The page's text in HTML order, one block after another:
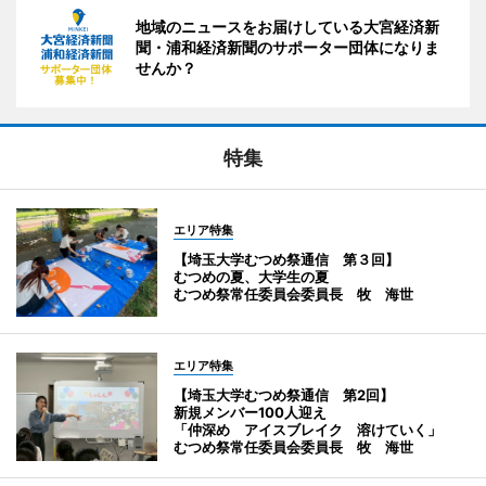
地域のニュースをお届けしている大宮経済新
聞・浦和経済新聞のサポーター団体になりま
せんか？
特集
エリア特集
【埼玉大学むつめ祭通信 第３回】
むつめの夏、大学生の夏
むつめ祭常任委員会委員長 牧 海世
エリア特集
【埼玉大学むつめ祭通信 第2回】
新規メンバー100人迎え
「仲深め アイスブレイク 溶けていく」
むつめ祭常任委員会委員長 牧 海世